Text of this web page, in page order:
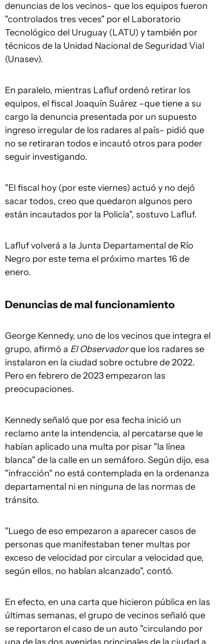
denuncias de los vecinos– que los equipos fueron
"controlados tres veces" por el Laboratorio
Tecnológico del Uruguay (LATU) y también por
técnicos de la Unidad Nacional de Seguridad Vial
(Unasev).
En paralelo, mientras Lafluf ordenó retirar los
equipos, el fiscal Joaquín Suárez –que tiene a su
cargo la denuncia presentada por un supuesto
ingreso irregular de los radares al país– pidió que
no se retiraran todos e incautó otros para poder
seguir investigando.
"El fiscal hoy (por este viernes) actuó y no dejó
sacar todos, creo que quedaron algunos pero
están incautados por la Policía", sostuvo Lafluf.
Lafluf volverá a la Junta Departamental de Río
Negro por este tema el próximo martes 16 de
enero.
Denuncias de mal funcionamiento
George Kennedy, uno de los vecinos que integra el
grupo, afirmó a El Observadorque los radares se
instalaron en la ciudad sobre octubre de 2022.
Pero en febrero de 2023 empezaron las
preocupaciones.
Kennedy señaló que por esa fecha inició un
reclamo ante la intendencia, al percatarse que le
habían aplicado una multa por pisar "la línea
blanca" de la calle en un semáforo. Según dijo, esa
"infracción" no está contemplada en la ordenanza
departamental ni en ninguna de las normas de
tránsito.
"Luego de eso empezaron a aparecer casos de
personas que manifestaban tener multas por
exceso de velocidad por circular a velocidad que,
según ellos, no habían alcanzado", contó.
En efecto, en una carta que hicieron pública en las
últimas semanas, el grupo de vecinos señaló que
se reportaron el caso de un auto "circulando por